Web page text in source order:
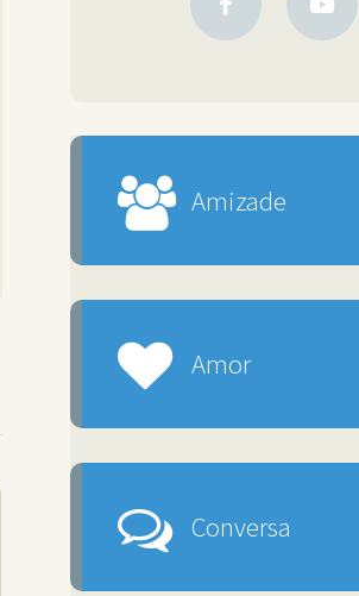
Amizade
Amor
Conversa